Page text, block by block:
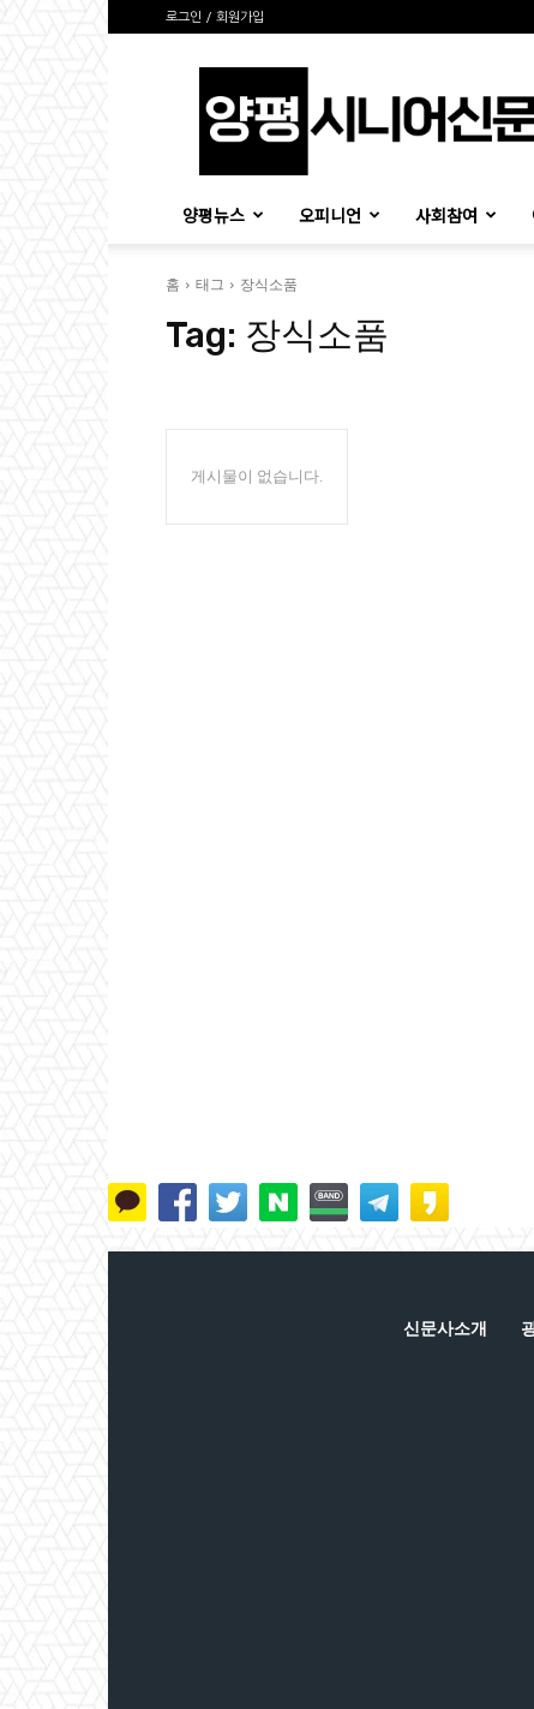
로그인 / 회원가입
시
양평뉴스 오피니언 사회참여
홈 태그 장식소품
Tag: 장식소품
게시물이 없습니다.
신문사소개